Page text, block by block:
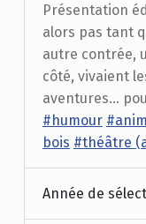
Présentation
alors pas tant
autre contrée,
côté, vivaient
aventures…
#humour
bois #théâtre
Année de